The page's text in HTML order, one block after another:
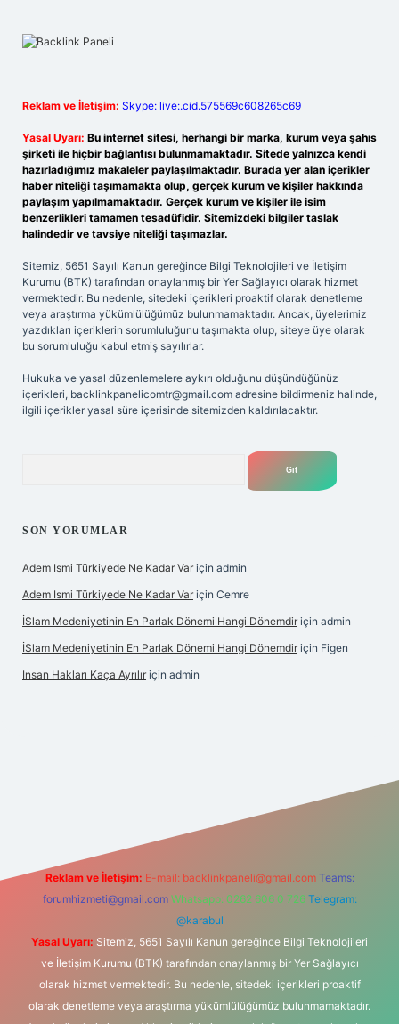
Reklam ve İletişim: Skype: live:.cid.575569c608265c69
Yasal Uyarı: Bu internet sitesi, herhangi bir marka, kurum veya şahıs
şirketi ile hiçbir bağlantısı bulunmamaktadır. Sitede yalnızca kendi
hazırladığımız makaleler paylaşılmaktadır. Burada yer alan içerikler
haber niteliği taşımamakta olup, gerçek kurum ve kişiler hakkında
paylaşım yapılmamaktadır. Gerçek kurum ve kişiler ile isim
benzerlikleri tamamen tesadüfidir. Sitemizdeki bilgiler taslak
halindedir ve tavsiye niteliği taşımazlar.
Sitemiz, 5651 Sayılı Kanun gereğince Bilgi Teknolojileri ve İletişim
Kurumu (BTK) tarafından onaylanmış bir Yer Sağlayıcı olarak hizmet
vermektedir. Bu nedenle, sitedeki içerikleri proaktif olarak denetleme
veya araştırma yükümlülüğümüz bulunmamaktadır. Ancak, üyelerimiz
yazdıkları içeriklerin sorumluluğunu taşımakta olup, siteye üye olarak
bu sorumluluğu kabul etmiş sayılırlar.
Hukuka ve yasal düzenlemelere aykırı olduğunu düşündüğünüz
içerikleri, backlinkpanelicomtr@gmail.com adresine bildirmeniz halinde,
ilgili içerikler yasal süre içerisinde sitemizden kaldırılacaktır.
SON YORUMLAR
Adem Ismi Türkiyede Ne Kadar Var için admin
Adem Ismi Türkiyede Ne Kadar Var için Cemre
İSlam Medeniyetinin En Parlak Dönemi Hangi Dönemdir için admin
İSlam Medeniyetinin En Parlak Dönemi Hangi Dönemdir için Figen
Insan Hakları Kaça Ayrılır için admin
Reklam ve İletişim: E-mail: backlinkpaneli@gmail.com Teams:
forumhizmeti@gmail.com Whatsapp: 0262 606 0 726 Telegram:
@karabul
Yasal Uyarı: Sitemiz, 5651 Sayılı Kanun gereğince Bilgi Teknolojileri
ve İletişim Kurumu (BTK) tarafından onaylanmış bir Yer Sağlayıcı
olarak hizmet vermektedir. Bu nedenle, sitedeki içerikleri proaktif
olarak denetleme veya araştırma yükümlülüğümüz bulunmamaktadır.